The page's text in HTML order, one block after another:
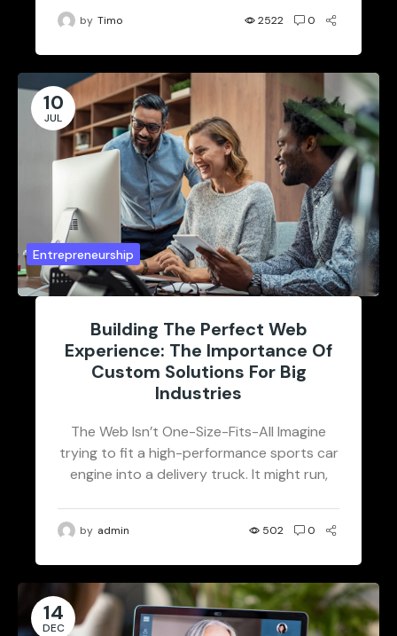
by Timo 2522 0
10
JUL
Entrepreneurship
Building The Perfect Web
Experience: The Importance Of
Custom Solutions For Big
Industries
The Web Isn’t One-Size-Fits-All Imagine
trying to fit a high-performance sports car
engine into a delivery truck. It might run,
by admin 502 0
14
DEC